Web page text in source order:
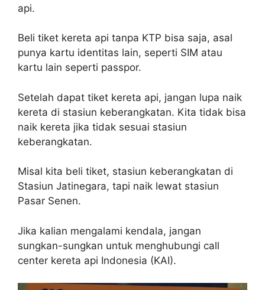
api.
Beli tiket kereta api tanpa KTP bisa saja, asal
punya kartu identitas lain, seperti SIM atau
kartu lain seperti passpor.
Setelah dapat tiket kereta api, jangan lupa naik
kereta di stasiun keberangkatan. Kita tidak bisa
naik kereta jika tidak sesuai stasiun
keberangkatan.
Misal kita beli tiket, stasiun keberangkatan di
Stasiun Jatinegara, tapi naik lewat stasiun
Pasar Senen.
Jika kalian mengalami kendala, jangan
sungkan-sungkan untuk menghubungi call
center kereta api Indonesia (KAI).